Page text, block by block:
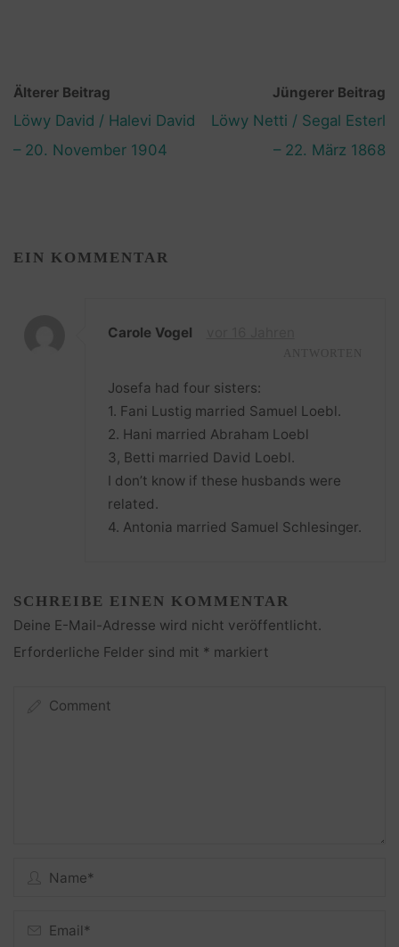
Älterer Beitrag
Löwy David / Halevi David
– 20. November 1904
Jüngerer Beitrag
Löwy Netti / Segal Esterl
– 22. März 1868
EIN KOMMENTAR
Carole Vogel
Josefa had four sisters:
1. Fani Lustig married Samuel Loebl.
2. Hani married Abraham Loebl
3, Betti married David Loebl.
I don’t know if these husbands were
related.
4. Antonia married Samuel Schlesinger.
SCHREIBE EINEN KOMMENTAR
Deine E-Mail-Adresse wird nicht veröffentlicht.
Erforderliche Felder sind mit * markiert